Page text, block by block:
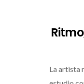
La artista